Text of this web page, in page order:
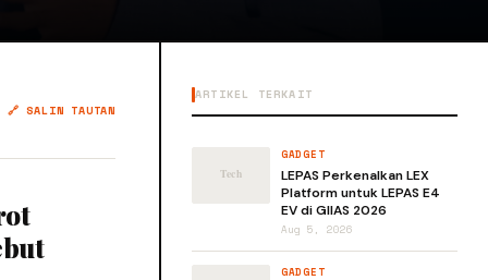
🔗 SALIN TAUTAN
ARTIKEL TERKAIT
GADGET
LEPAS Perkenalkan LEX
Platform untuk LEPAS E4
EV di GIIAS 2026
Aug 5, 2026
GADGET